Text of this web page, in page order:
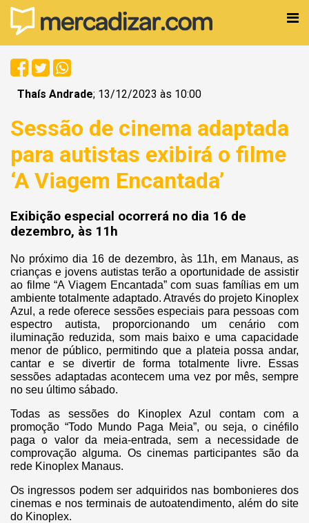
Thaís Andrade; 13/12/2023 às 10:00
Sessão de cinema adaptada
para autistas exibirá o filme
‘A Viagem Encantada’
Exibição especial ocorrerá no dia 16 de
dezembro, às 11h
No próximo dia 16 de dezembro, às 11h, em Manaus, as
crianças e jovens autistas terão a oportunidade de assistir
ao filme “A Viagem Encantada” com suas famílias em um
ambiente totalmente adaptado. Através do projeto Kinoplex
Azul, a rede oferece sessões especiais para pessoas com
espectro autista, proporcionando um cenário com
iluminação reduzida, som mais baixo e uma capacidade
menor de público, permitindo que a plateia possa andar,
cantar e se divertir de forma totalmente livre. Essas
sessões adaptadas acontecem uma vez por mês, sempre
no seu último sábado.
Todas as sessões do Kinoplex Azul contam com a
promoção “Todo Mundo Paga Meia”, ou seja, o cinéfilo
paga o valor da meia-entrada, sem a necessidade de
comprovação alguma. Os cinemas participantes são da
rede Kinoplex Manaus.
Os ingressos podem ser adquiridos nas bombonieres dos
cinemas e nos terminais de autoatendimento, além do site
do Kinoplex.